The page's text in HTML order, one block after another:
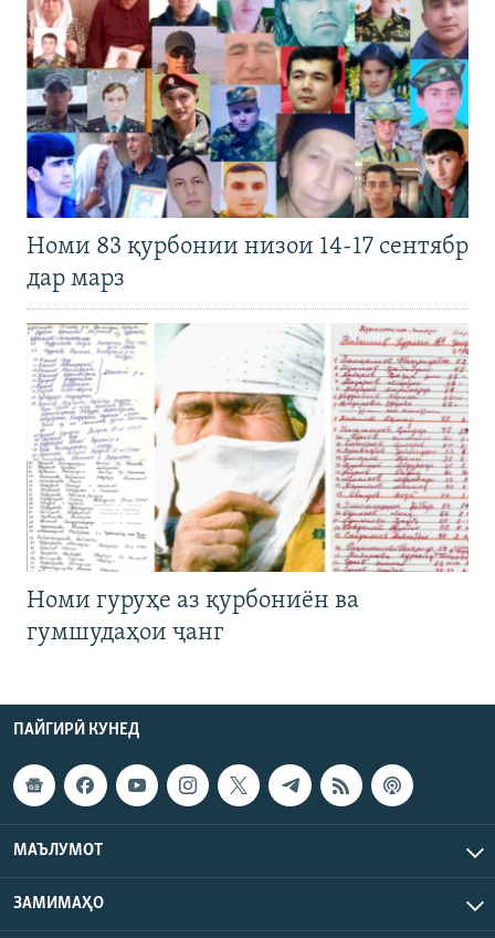
Номи 83 қурбонии низои 14-17 сентябр
дар марз
Номи гуруҳе аз қурбониён ва
гумшудаҳои ҷанг
ПАЙГИРӢ КУНЕД
МАЪЛУМОТ
ЗАМИМАҲО